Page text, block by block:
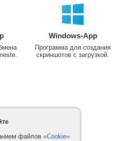
Windows-App
Программа для создания
скриншотов с загрузкой.
файлов «Cookie»